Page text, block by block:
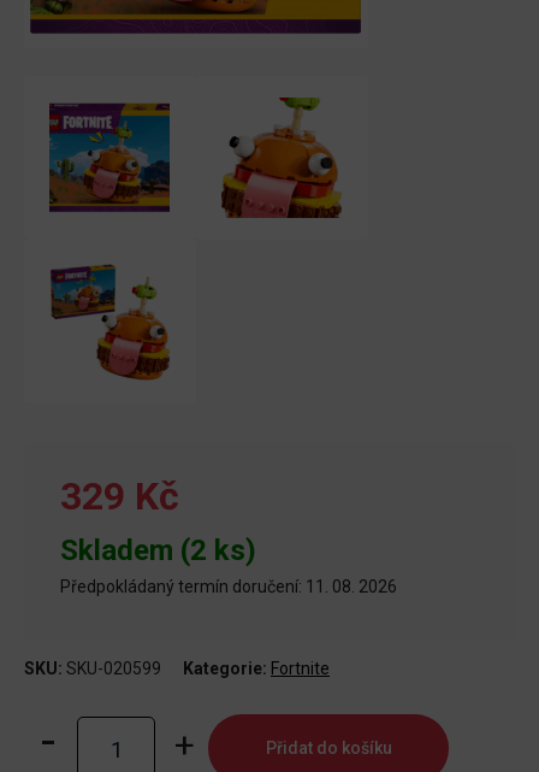
329 Kč
Skladem (2 ks)
Předpokládaný termín doručení: 11. 08. 2026
SKU: SKU-020599 Kategorie: Fortnite
LEGO®
Fortnite®
Přidat do košíku